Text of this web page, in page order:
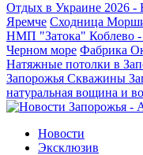
Отдых в Украине 2026 -
Яремче Сходница
НМП "Затока" Коблево
Черном море Фабрика
Натяжные потолки в
Запорожья Скважины
натуральная вощина и
Новости
Эксклюзив